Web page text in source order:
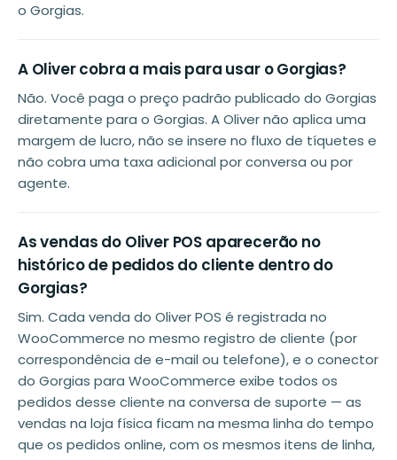
o Gorgias.
A Oliver cobra a mais para usar o Gorgias?
Não. Você paga o preço padrão publicado do Gorgias
diretamente para o Gorgias. A Oliver não aplica uma
margem de lucro, não se insere no fluxo de tíquetes e
não cobra uma taxa adicional por conversa ou por
agente.
As vendas do Oliver POS aparecerão no
histórico de pedidos do cliente dentro do
Gorgias?
Sim. Cada venda do Oliver POS é registrada no
WooCommerce no mesmo registro de cliente (por
correspondência de e-mail ou telefone), e o conector
do Gorgias para WooCommerce exibe todos os
pedidos desse cliente na conversa de suporte — as
vendas na loja física ficam na mesma linha do tempo
que os pedidos online, com os mesmos itens de linha,